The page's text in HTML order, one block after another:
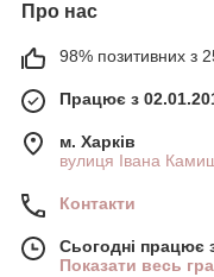
Про нас
98% позитивних з
Працює з
м. Харків
вулиця Івана
Контакти
Сьогодні працює
Показати весь